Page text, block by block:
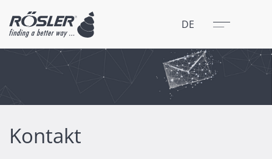
DE Menü
Schließen
Kontakt